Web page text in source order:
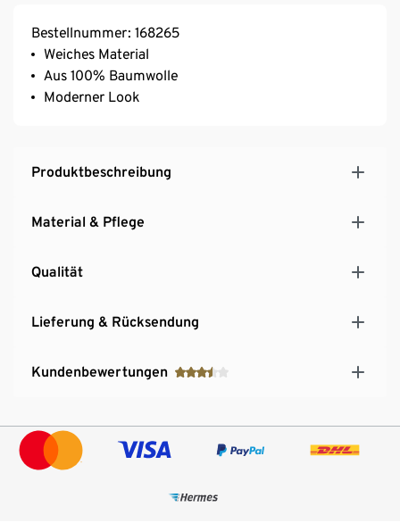
Bestellnummer: 168265
Weiches Material
Aus 100% Baumwolle
Moderner Look
Produktbeschreibung
Material & Pflege
Qualität
Lieferung & Rücksendung
Kundenbewertungen